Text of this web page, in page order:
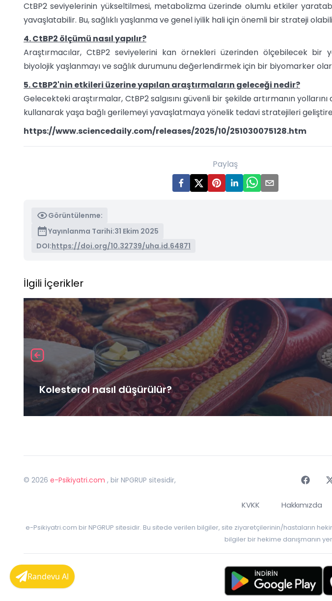
CtBP2 seviyelerinin yükseltilmesi, metabolizma üzerinde olumlu etkiler
yavaşlatabilir. Bu, sağlıklı yaşlanma ve genel iyilik hali için önemli bir strateji
4. CtBP2 ölçümü nasıl yapılır?
Araştırmacılar, CtBP2 seviyelerini kan örnekleri üzerinden ölçebilecek bir
biyolojik yaşlanmayı ve sağlık durumunu değerlendirmek için bir biyomarker
5. CtBP2'nin etkileri üzerine yapılan araştırmaların geleceği nedir?
Gelecekteki araştırmalar, CtBP2 salgısını güvenli bir şekilde artırmanın
kullanarak yaşa bağlı gerilemeyi yavaşlatmaya yönelik tedavi stratejileri
https://www.sciencedaily.com/releases/2025/10/251030075128.htm
Paylaş
Görüntülenme:
Yayınlanma Tarihi:31 Ekim 2025
DOI:https://doi.org/10.32739/uha.id.64871
İlgili İçerikler
Kolesterol nasıl düşürülür?
© 2026 e-Psikiyatri.com , bir NPGRUP sitesidir,
KVKK Hakkımızda
e-Psikiyatri.com bir NPGRUP sitesidir. Bu sitede verilen bilgiler, site ziyaretçilerinin/hastaların
bilgiler bir hekime danışmanın
Randevu Al